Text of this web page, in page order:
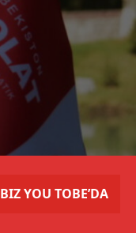
BIZ YOU TOBE’DA